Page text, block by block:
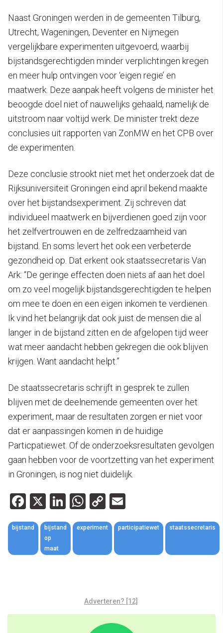
Naast Groningen werden in de gemeenten Tilburg,
Utrecht, Wageningen, Deventer en Nijmegen
vergelijkbare experimenten uitgevoerd, waarbij
bijstandsgerechtigden minder verplichtingen kregen
en meer hulp ontvingen voor ‘eigen regie’ en
maatwerk. Deze aanpak heeft volgens de minister het
beoogde doel niet of nauwelijks gehaald, namelijk de
uitstroom naar voltijd werk. De minister trekt deze
conclusies uit rapporten van ZonMW en het CPB over
de experimenten.
Deze conclusie strookt niet met het onderzoek dat de
Rijksuniversiteit Groningen eind april bekend maakte
over het bijstandsexperiment. Zij schreven dat
individueel maatwerk en bijverdienen goed zijn voor
het zelfvertrouwen en de zelfredzaamheid van
bijstand. En soms levert het ook een verbeterde
gezondheid op. Dat erkent ook staatssecretaris Van
Ark: “De geringe effecten doen niets af aan het doel
om zo veel mogelijk bijstandsgerechtigden te helpen
om mee te doen en een eigen inkomen te verdienen.
Ik vind het belangrijk dat ook juist de mensen die al
langer in de bijstand zitten en de afgelopen tijd weer
wat meer aandacht hebben gekregen die ook blijven
krijgen. Want aandacht helpt.”
De staatssecretaris schrijft in gesprek te zullen
blijven met de deelnemende gemeenten over het
experiment, maar de resultaten zorgen er niet voor
dat er aanpassingen komen in de huidige
Particpatiewet. Of de onderzoeksresultaten gevolgen
gaan hebben voor de voortzetting van het experiment
in Groningen, is nog niet duidelijk.
Facebook
X LinkedIn
WhatsApp
Copy
Link
bijstand
bijstand
op
maat
experiment participatiewet staatssecretaris
Adverteren? [12]